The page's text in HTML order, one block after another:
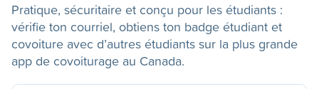
Pratique, sécuritaire et conçu pour les étudiants :
vérifie ton courriel, obtiens ton badge étudiant et
covoiture avec d’autres étudiants sur la plus grande
app de covoiturage au Canada.